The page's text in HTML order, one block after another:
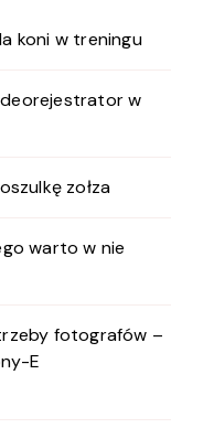
koni w treningu
w
zołza
warto w nie
fotografów –
E